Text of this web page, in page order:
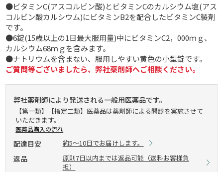
●ビタミンC(アスコルビン酸)とビタミンCのカルシウム塩(アス
コルビン酸カルシウム)にビタミンB2を配合したビタミンC製剤
です。
●6錠(15歳以上の1日最大服用量)中にビタミンC2，000ｍｇ、
カルシウム68ｍｇを含みます。
●ナトリウムを含まない、服用しやすい黄色の小型錠です。
ご質問等ございましたら、弊社薬剤師へご相談ください。
弊社薬剤師により発送される一般用医薬品です。
【第一類】【指定二類】医薬品は薬剤師による問診を実施させて
いただきます。
医薬品購入の流れ
配達目安 約5～10日でお届けします。
返品
原則7日以内までは返品可能（送料お客様負
担）